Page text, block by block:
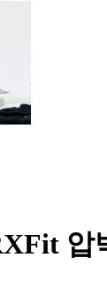
압